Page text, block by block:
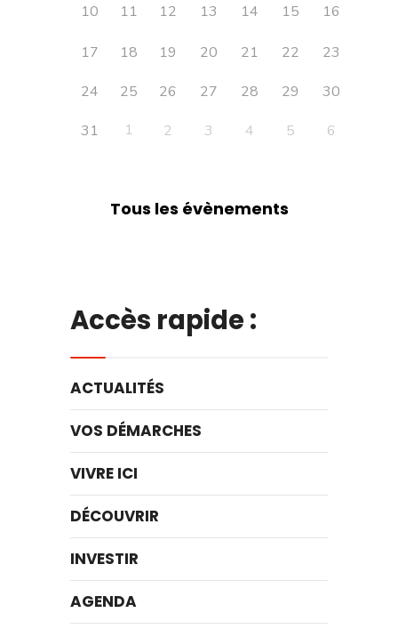
10 11 12 13 14 15 16
17 18 19 20 21 22
23
24
25 26 27 28 29
30
31
1 2 3 4 5 6
Tous les évènements
Accès rapide :
ACTUALITÉS
VOS DÉMARCHES
VIVRE ICI
DÉCOUVRIR
INVESTIR
AGENDA